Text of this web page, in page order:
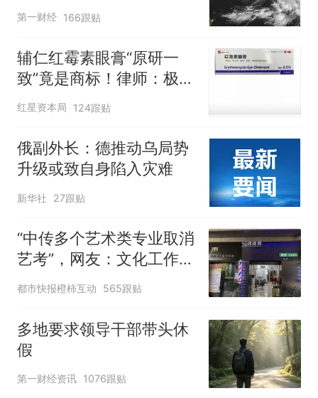
第一财经 166跟贴
辅仁红霉素眼膏“原研一
致”竟是商标！律师：极易
误导消费者，不妥
红星资本局 124跟贴
俄副外长：德推动乌局势
升级或致自身陷入灾难
新华社 27跟贴
“中传多个艺术类专业取消
艺考”，网友：文化工作者
一定要有文化，这句话的
都市快报橙柿互动 565跟贴
多地要求领导干部带头休
假
第一财经资讯 1076跟贴